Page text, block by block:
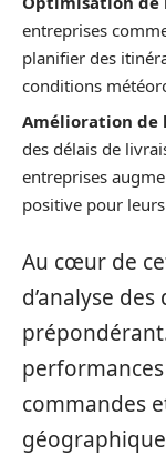
entreprises
planifier des
conditions
Amélioration de
des délais de
entreprises
positive pour
Au cœur de
d’analyse
commandes